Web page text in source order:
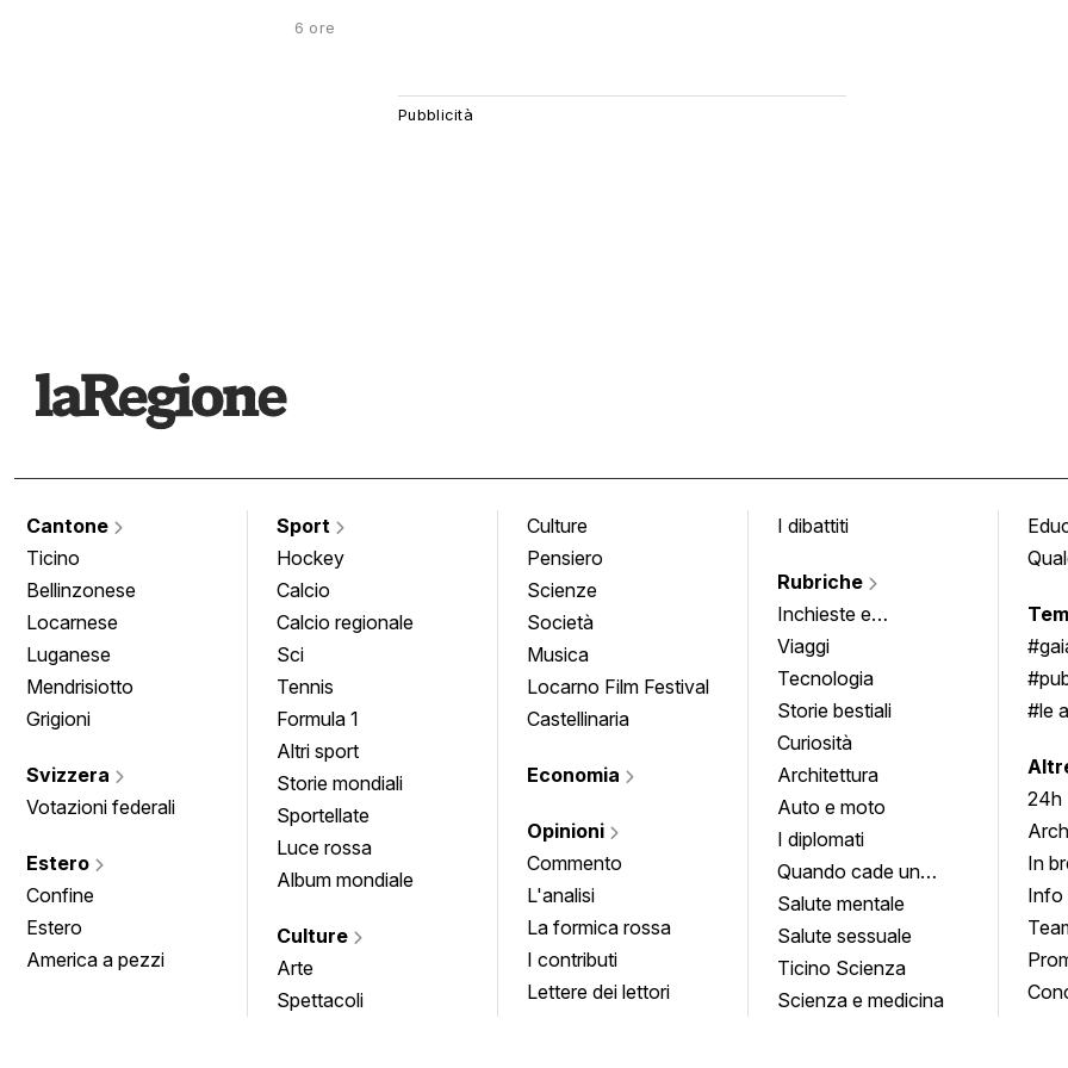
6 ore
Cantone
Ticino
Bellinzonese
Locarnese
Luganese
Mendrisiotto
Grigioni
Svizzera
Votazioni federali
Estero
Confine
Estero
America a pezzi
Sport
Hockey
Calcio
Calcio regionale
Sci
Tennis
Formula 1
Altri sport
Storie mondiali
Sportellate
Luce rossa
Album mondiale
Culture
Arte
Spettacoli
Culture
Pensiero
Scienze
Società
Musica
Locarno Film Festival
Castellinaria
Economia
Opinioni
Commento
L'analisi
La formica rossa
I contributi
Lettere dei lettori
I dibattiti
Rubriche
Inchieste e
approfondimenti
Viaggi
Tecnologia
Storie bestiali
Curiosità
Architettura
Auto e moto
I diplomati
Quando cade un
quadro
Salute mentale
Salute sessuale
Ticino Scienza
Scienza e medicina
#le
24h
In
Info